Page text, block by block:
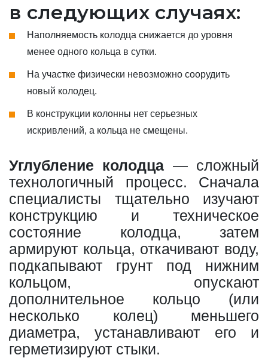
в следующих случаях:
Наполняемость колодца снижается до уровня
менее одного кольца в сутки.
На участке физически невозможно соорудить
новый колодец.
В конструкции колонны нет серьезных
искривлений, а кольца не смещены.
Углубление колодца — сложный
технологичный процесс. Сначала
специалисты тщательно изучают
конструкцию и техническое
состояние колодца, затем
армируют кольца, откачивают воду,
подкапывают грунт под нижним
кольцом, опускают
дополнительное кольцо (или
несколько колец) меньшего
диаметра, устанавливают его и
герметизируют стыки.